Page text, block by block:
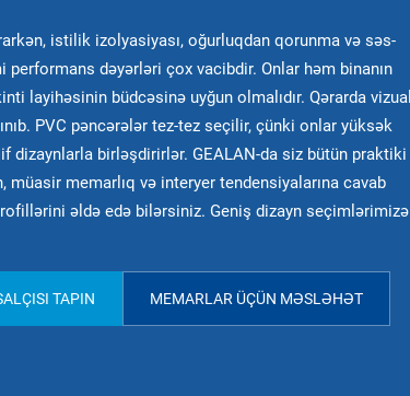
istilik izolyasiyası, oğurluqdan qorunma və səs-
performans dəyərləri çox vacibdir. Onlar həm binanın
layihəsinin büdcəsinə uyğun olmalıdır. Qərarda vizual
PVC pəncərələr tez-tez seçilir, çünki onlar yüksək
dizaynlarla birləşdirirlər. GEALAN-da siz bütün praktiki
müasir memarlıq və interyer tendensiyalarına cavab
əldə edə bilərsiniz. Geniş dizayn seçimlərimizə
TAPIN MEMARLAR ÜÇÜN MƏSLƏHƏT